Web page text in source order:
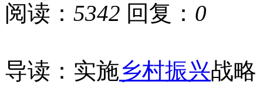
阅读： 5342 回复： 0
导读：实施乡村振兴战略